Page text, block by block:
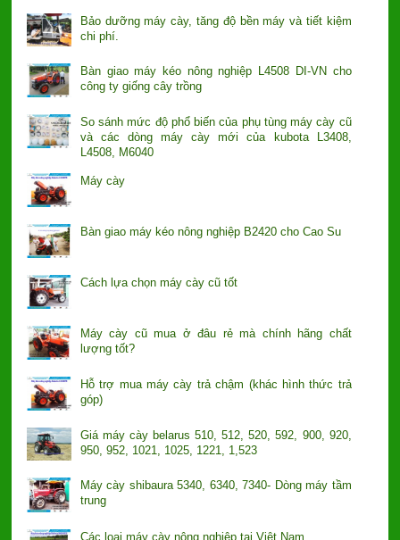
Bảo dưỡng máy cày, tăng độ bền máy và tiết kiệm
chi phí.
Bàn giao máy kéo nông nghiệp L4508 DI-VN cho
công ty giống cây trồng
So sánh mức độ phổ biến của phụ tùng máy cày cũ
và các dòng máy cày mới của kubota L3408,
L4508, M6040
Máy cày
Bàn giao máy kéo nông nghiệp B2420 cho Cao Su
Cách lựa chọn máy cày cũ tốt
Máy cày cũ mua ở đâu rẻ mà chính hãng chất
lượng tốt?
Hỗ trợ mua máy cày trả chậm (khác hình thức trả
góp)
Giá máy cày belarus 510, 512, 520, 592, 900, 920,
950, 952, 1021, 1025, 1221, 1,523
Máy cày shibaura 5340, 6340, 7340- Dòng máy tầm
trung
Các loại máy cày nông nghiệp tại Việt Nam